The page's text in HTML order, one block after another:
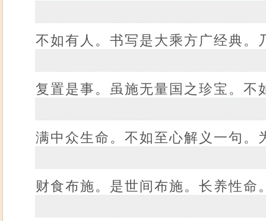
不如有人。书写是大乘方广经典
复置是事。虽施无量国之珍宝。
满中众生命。不如至心解义一句
财食布施。是世间布施。长养性